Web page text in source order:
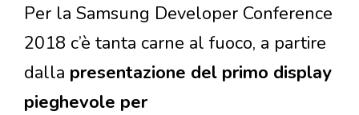
Per la Samsung Developer Conference
2018 c’è tanta carne al fuoco, a partire
dalla presentazione del primo display
pieghevole per